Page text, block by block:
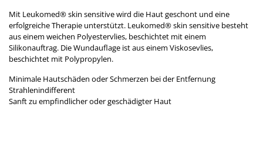
Mit Leukomed® skin sensitive wird die Haut geschont und eine
erfolgreiche Therapie unterstützt. Leukomed® skin sensitive besteht
aus einem weichen Polyestervlies, beschichtet mit einem
Silikonauftrag. Die Wundauflage ist aus einem Viskosevlies,
beschichtet mit Polypropylen.
Minimale Hautschäden oder Schmerzen bei der Entfernung
Strahlenindifferent
Sanft zu empfindlicher oder geschädigter Haut